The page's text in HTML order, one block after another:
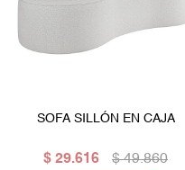
SOFA SILLÓN EN CAJA
$ 29.616 $ 49.860